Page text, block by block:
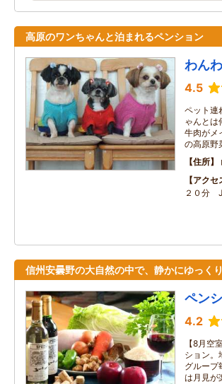
高原のワンちゃんと泊まれるペンション
わん
4.5
ペット連
ゃんとは
牛肉がメ
の高原野
住所
アクセ
２０分
信州安曇野の大自然の中で、静かにゆっく
ペン
4.2
【8月空
ション。
グループ
は月見が